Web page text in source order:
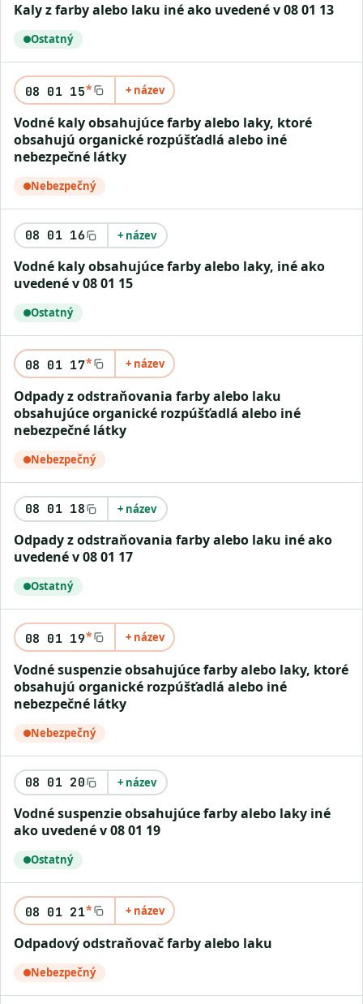
kaly z farby alebo laku iné ako uvedené v 08 01 13
Ostatný
08 01 15* + název
vodné kaly obsahujúce farby alebo laky, ktoré
obsahujú organické rozpúšťadlá alebo iné
nebezpečné látky
Nebezpečný
08 01 16 + název
vodné kaly obsahujúce farby alebo laky, iné ako
uvedené v 08 01 15
Ostatný
08 01 17* + název
odpady z odstraňovania farby alebo laku
obsahujúce organické rozpúšťadlá alebo iné
nebezpečné látky
Nebezpečný
08 01 18 + název
odpady z odstraňovania farby alebo laku iné ako
uvedené v 08 01 17
Ostatný
08 01 19* + název
vodné suspenzie obsahujúce farby alebo laky, ktoré
obsahujú organické rozpúšťadlá alebo iné
nebezpečné látky
Nebezpečný
08 01 20 + název
vodné suspenzie obsahujúce farby alebo laky iné
ako uvedené v 08 01 19
Ostatný
08 01 21* + název
odpadový odstraňovač farby alebo laku
Nebezpečný